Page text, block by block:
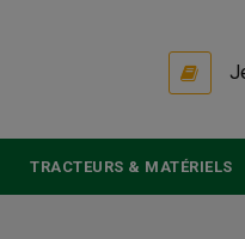
TRACTEURS & MATÉRIELS